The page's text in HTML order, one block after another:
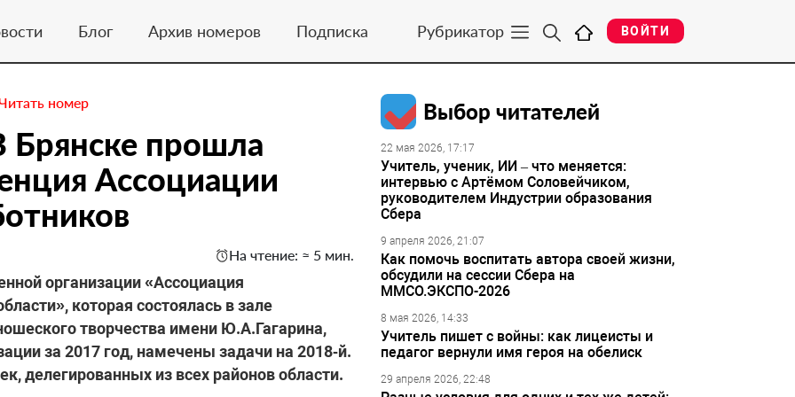
Блог Архив номеров Подписка Рубрикатор ВОЙТИ
номер
прошла
Ассоциации
На чтение: ≈ 5 мин.
организации «Ассоциация
которая состоялась в зале
творчества имени Ю.А.Гагарина,
за 2017 год, намечены задачи на 2018‑й.
делегированных из всех районов области.
Выбор читателей
22 мая 2026, 17:17
Учитель, ученик, ИИ – что меняется:
интервью с Артёмом Соловейчиком,
руководителем Индустрии образования
Сбера
9 апреля 2026, 21:07
Как помочь воспитать автора своей жизни,
обсудили на сессии Сбера на
ММСО.ЭКСПО-2026
8 мая 2026, 14:33
Учитель пишет с войны: как лицеисты и
педагог вернули имя героя на обелиск
29 апреля 2026, 22:48